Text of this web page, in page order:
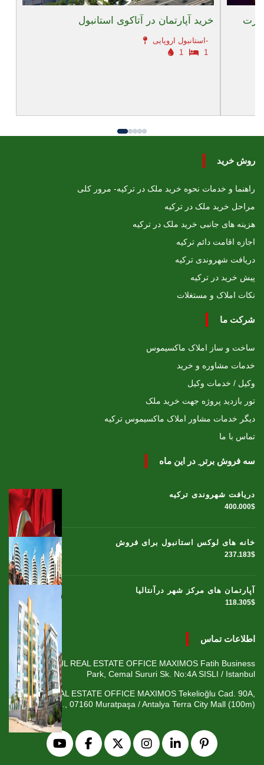
خرید آپارتمان در آتاکوی استانبول
استانبول اروپایی-
1
1
روش خرید
راهنما و خدمات نحوه خرید ملک در ترکیه- مرور کلی
مراحل خرید ملک در ترکیه
هزینه های جانبی خرید ملک در ترکیه
اجازه اقامت دائم ترکیه
دریافت شهروندی ترکیه
پیش خرید در ترکیه
نکات املاک و مستغلات
شرکت ما
ساخت و ساز املاک ماکسیموس
خدمات مشاوره و خرید
وکیل / خدمات وکیل
تور بازدید پروژه جهت خرید ملک
دیگر خدمات مشاور املاک ماکسیموس ترکیه
تماس با ما
سه فروش برتر ِ در این ماه
دریافت شهروندی ترکیه
400.000$
خانه های لوکس استانبول برای فروش
237.183$
آپارتمان های مرکز شهر درآنتالیا
118.305$
اطلاعات تماس
ISTANBUL REAL ESTATE OFFICE MAXIMOS Fatih Business
Park, Cemal Sururi Sk. No:4A SISLI / Istanbul
ANTALYA REAL ESTATE OFFICE MAXIMOS Tekelioğlu Cad. 90A,
Fener Mah., 07160 Muratpaşa / Antalya Terra City Mall (100m)